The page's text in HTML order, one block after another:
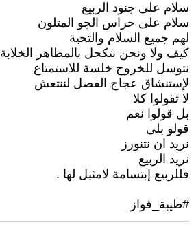
سلام على جنود الربيع
سلام على حراس الجو المتلون
لهم جميع السلام والتحية
كيف ولا ونحن نتكحل بالمظاهر الخلابة
نتوسل للخروج خلسة للاستمتاع
لإستنشاق عجاج الفصل لننتعش
لا تقولوا كلا
بل قولوا نعم
قولو بلى
نريد ان نتنورز
نريد الربيع
فللربيع إبتسامة لامثيل لها .
#طيبة_فواز